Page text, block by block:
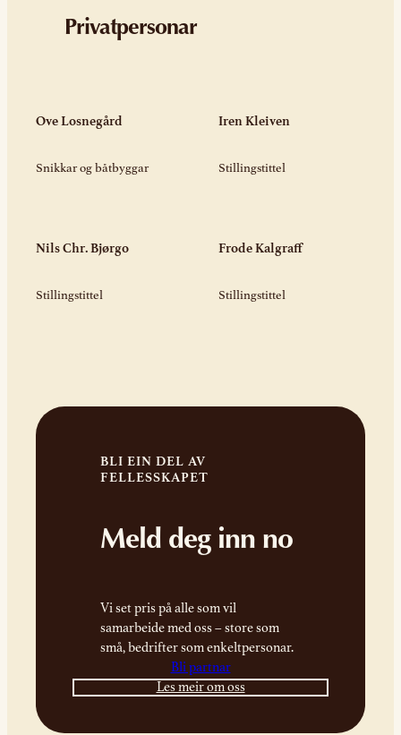
Privatpersonar
Ove Losnegård
Snikkar og båtbyggar
Iren Kleiven
Stillingstittel
Nils Chr. Bjørgo
Stillingstittel
Frode Kalgraff
Stillingstittel
BLI EIN DEL AV
FELLESSKAPET
Meld deg inn no
Vi set pris på alle som vil
samarbeide med oss – store som
små, bedrifter som enkeltpersonar.
Bli partnar
Les meir om oss